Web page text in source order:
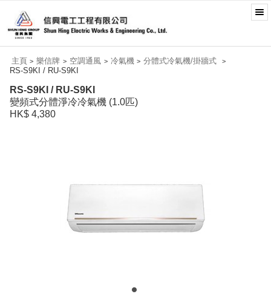
主頁 > 樂信牌 > 空調通風 > 冷氣機 > 分體式冷氣機/掛牆式 >
RS-S9KI / RU-S9KI
RS-S9KI / RU-S9KI
變頻式分體淨冷冷氣機 (1.0匹)
HK$ 4,380